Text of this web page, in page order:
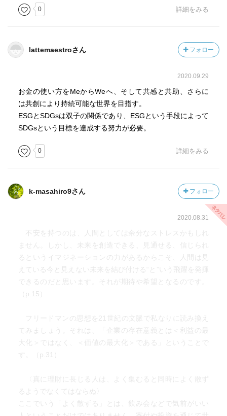
0 詳細をみる
lattemaestroさん フォロー
2020.09.29
お金の使い方をMeからWeへ、そして共感と共助、さらに
は共創により持続可能な世界を目指す。
ESGとSDGsは双子の関係であり、ESGという手段によって
SDGsという目標を達成する努力が必要。
0 詳細をみる
k-masahiro9さん フォロー
2020.08.31
不安を持つのは、人間としては余分なストレスかもしれ
ません。しかし、未来を創造できる、見通せる、信じられ
るというイマジネーションの力があるからこそ、人間は見
えている今と見えない未来を結び付ける“と”いう飛躍を発揮
できるのだと思います。それが期待や希望となるのです。
（p.15）
フリードマンの思想を21世紀の文脈で私なりに読み換え
てみましょう。それは、「企業の存在意義とは＜利益の最
大化＞ではなく、＜価値の最大化＞である」ということで
す。（p.31）
〈真に理財に長じる人は、よく集むると同時によく散ず
るようでなくてはならぬ〉
ここでいう「よく散ずる」とは、飲み会などで気前がいい